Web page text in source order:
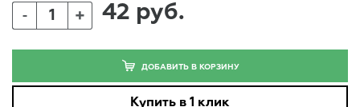
- + 42 руб.
ДОБАВИТЬ В КОРЗИНУ
Купить в 1 клик